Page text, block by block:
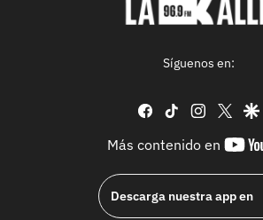
Síguenos en:
facebook
tiktok instagram
Más contenido en
Descarga nuestra app en